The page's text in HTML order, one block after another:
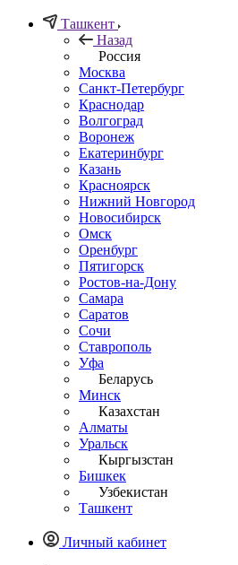
Ташкент
Назад
Россия
Москва
Санкт-Петербург
Краснодар
Волгоград
Воронеж
Екатеринбург
Казань
Красноярск
Нижний Новгород
Новосибирск
Омск
Оренбург
Пятигорск
Ростов-на-Дону
Самара
Саратов
Сочи
Ставрополь
Уфа
Беларусь
Минск
Казахстан
Алматы
Уральск
Кыргызстан
Бишкек
Узбекистан
Ташкент
Личный кабинет